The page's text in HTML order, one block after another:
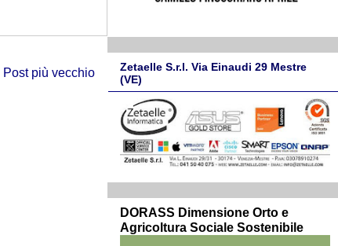
Post più vecchio
Zetaelle S.r.l. Via Einaudi 29 Mestre
(VE)
DORASS Dimensione Orto e
Agricoltura Sociale Sostenibile